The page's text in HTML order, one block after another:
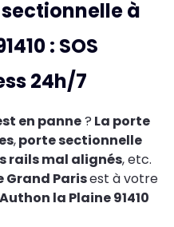
à
: SOS
24h/7
en panne? La porte
,porte sectionnelle
rails mal alignés, etc.
Grand Parisest à votre
la Plaine 91410